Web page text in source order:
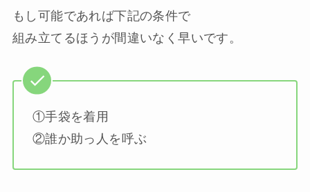
もし可能であれば下記の条件で
組み立てるほうが間違いなく早いです。
①手袋を着用
②誰か助っ人を呼ぶ